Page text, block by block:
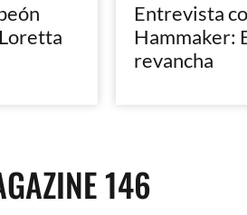
Entrevista
Hammaker:
revancha
146